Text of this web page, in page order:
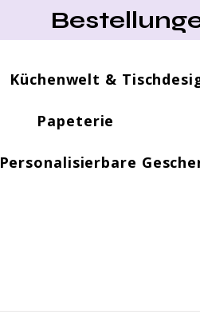
Küchenwelt &
Papeterie
Personalisierbare